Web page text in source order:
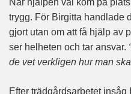
När hjälpen väl kom på
trygg. För Birgitta handlade
gjort utan om att få hjälp av
ser helheten och tar ansvar.
de vet verkligen hur man
Efter trädgårdsarbetet